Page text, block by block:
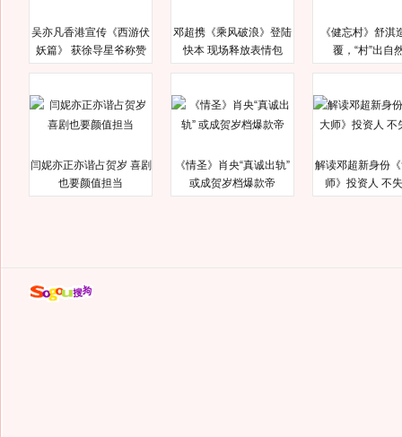
吴亦凡香港宣传《西游伏
妖篇》 获徐导星爷称赞
邓超携《乘风破浪》登陆
快本 现场释放表情包
《健忘村》舒淇
覆，“村”出自
闫妮亦正亦谐占贺岁 喜剧
也要颜值担当
《情圣》肖央“真诚出轨”
或成贺岁档爆款帝
解读邓超新身份
师》投资人 不